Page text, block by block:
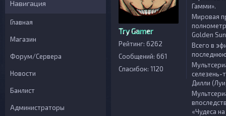
Навигация
Главная
Магазин
Форум/Сервера
Новости
Банлист
Администраторы
Try Gamer
Рейтинг: 6262
Сообщений: 661
Спасибок: 1120
Гамми».
Мировая
Golden
Всего в
селезень-
Дилли
«Чудеса